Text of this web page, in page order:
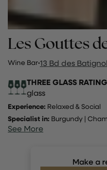
Les Gouttes
Wine Bar·13 Bd des
THREE GLASS
glass
Experience: Relaxed & Social
Specialist in: Burgundy |
See More
Make a